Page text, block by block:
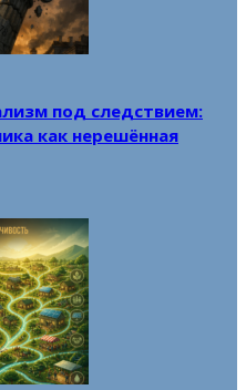
под следствием:
как нерешённая